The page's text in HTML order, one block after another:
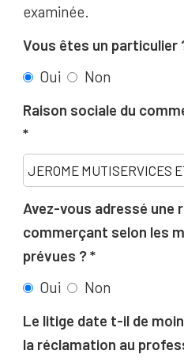
examinée.
Vous êtes un particulier
Oui
Non
Raison sociale du
Avez-vous adressé une
commerçant selon les
prévues ?
Oui
Non
Le litige date t-il de
la réclamation au